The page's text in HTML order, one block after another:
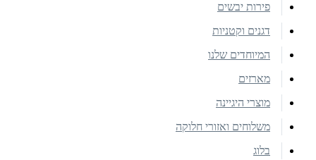
פירות יבשים
דגנים וקטניות
המיוחדים שלנו
מארזים
מוצרי היגיינה
משלוחים ואזורי חלוקה
בלוג